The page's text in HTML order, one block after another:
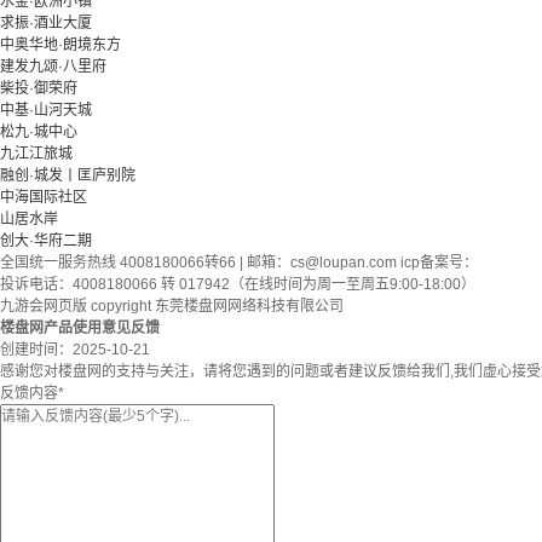
求振·酒业大厦
中奥华地·朗境东方
建发九颂·八里府
柴投·御荣府
中基·山河天城
松九·城中心
九江江旅城
融创·城发丨匡庐别院
中海国际社区
山居水岸
创大·华府二期
全国统一服务热线 4008180066转66 | 邮箱： cs@loupan.com icp备案号：
投诉电话：4008180066 转 017942（在线时间为周一至周五9:00-18:00）
九游会网页版 copyright 东莞楼盘网网络科技有限公司
楼盘网产品使用意见反馈
创建时间： 2025-10-21
感谢您对楼盘网的支持与关注，请将您遇到的问题或者建议反馈给我们,我们虚心接受
反馈内容*